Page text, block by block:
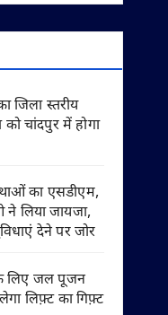
जिला स्तरीय
चांदपुर में होगा
का एसडीएम,
लिया जायजा,
देने पर जोर
लिए जल पूजन
लिफ़्ट का गिफ़्ट